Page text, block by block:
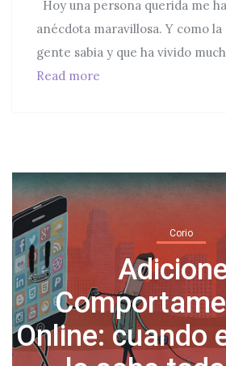
Hoy una persona querida me
anécdota maravillosa. Y como
gente sabia y que ha vivido
Read more
Corio
Normalicemos
libres por